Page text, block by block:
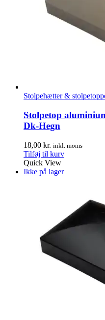
Stolpehætter &
Stolpetop
Dk-Hegn
18,00 kr. inkl. moms
Tilføj til kurv
Quick View
Ikke på lager